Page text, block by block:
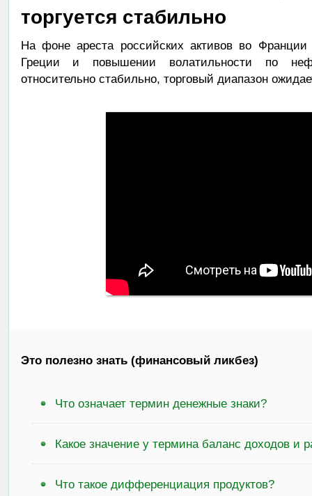
торгуется стабильно
На фоне ареста российских активов во
Греции и повышении волатильности по
относительно стабильно, торговый диапазон
Это полезно знать (финансовый ликбез)
Что означает термин денежные знаки?
Какое значение у термина баланс доходов и
Что такое дифференциация продуктов?